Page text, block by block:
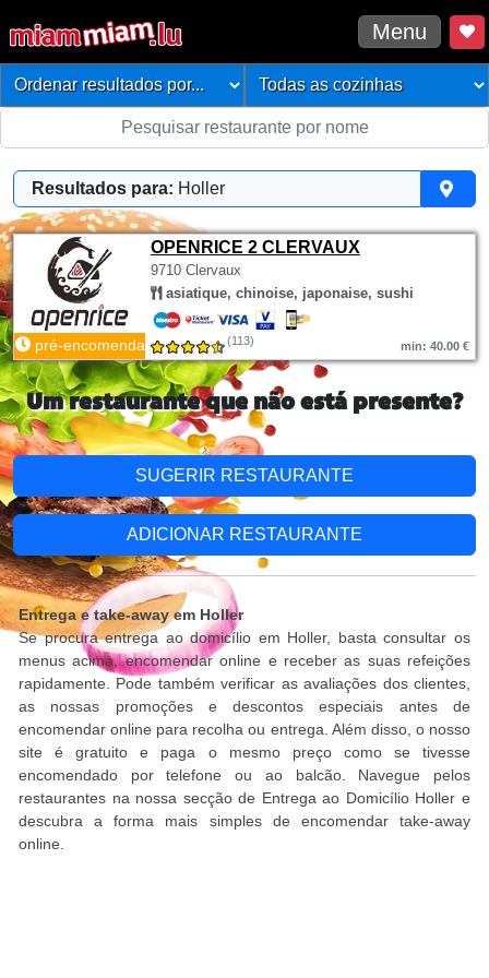
Menu
Resultados para: Holler
OPENRICE 2 CLERVAUX
9710 Clervaux
asiatique, chinoise, japonaise, sushi
pré-encomenda (113) min: 40.00 €
Um restaurante que não está presente?
SUGERIR RESTAURANTE
ADICIONAR RESTAURANTE
Entrega e take-away em Holler
Se procura entrega ao domicílio em Holler, basta consultar os
menus acima, encomendar online e receber as suas refeições
rapidamente. Pode também verificar as avaliações dos clientes,
as nossas promoções e descontos especiais antes de
encomendar online para recolha ou entrega. Além disso, o nosso
site é gratuito e paga o mesmo preço como se tivesse
encomendado por telefone ou ao balcão. Navegue pelos
restaurantes na nossa secção de Entrega ao Domicílio Holler e
descubra a forma mais simples de encomendar take-away
online.